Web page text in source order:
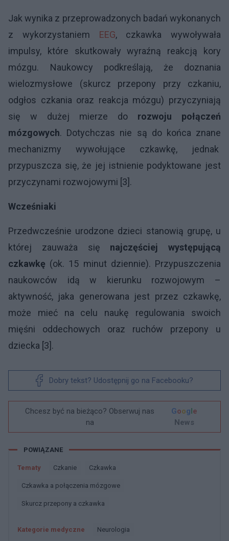
Jak wynika z przeprowadzonych badań wykonanych
z wykorzystaniem EEG, czkawka wywoływała
impulsy, które skutkowały wyraźną reakcją kory
mózgu. Naukowcy podkreślają, że doznania
wielozmysłowe (skurcz przepony przy czkaniu,
odgłos czkania oraz reakcja mózgu) przyczyniają
się w dużej mierze do rozwoju połączeń
mózgowych. Dotychczas nie są do końca znane
mechanizmy wywołujące czkawkę, jednak
przypuszcza się, że jej istnienie podyktowane jest
przyczynami rozwojowymi [3].
Wcześniaki
Przedwcześnie urodzone dzieci stanowią grupę, u
której zauważa się najczęściej występującą
czkawkę (ok. 15 minut dziennie). Przypuszczenia
naukowców idą w kierunku rozwojowym –
aktywność, jaka generowana jest przez czkawkę,
może mieć na celu naukę regulowania swoich
mięśni oddechowych oraz ruchów przepony u
dziecka [3].
Dobry tekst? Udostępnij go na Facebooku?
Chcesz być na bieżąco? Obserwuj nas
na
Google
News
POWIĄZANE
Tematy Czkanie Czkawka
Czkawka a połączenia mózgowe
Skurcz przepony a czkawka
Kategorie medyczne Neurologia